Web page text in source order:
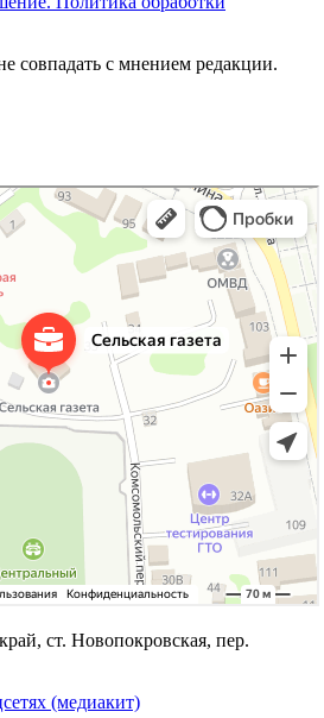
совпадать с мнением редакции.
ст. Новопокровская, пер.
(медиакит)